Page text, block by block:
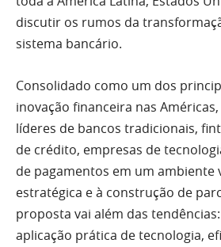
discutir os rumos da
sistema bancário.
Consolidado como um dos
inovação financeira nas
líderes de bancos tradicionais,
de crédito, empresas de
de pagamentos em um ambiente
estratégica e à construção de
proposta vai além das
aplicação prática de tecnologia,